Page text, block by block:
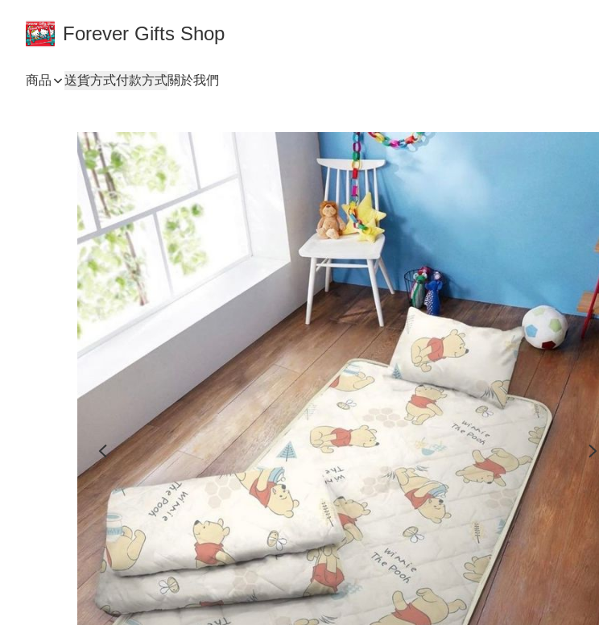
Forever Gifts Shop
商品 送貨方式付款方式關於我們